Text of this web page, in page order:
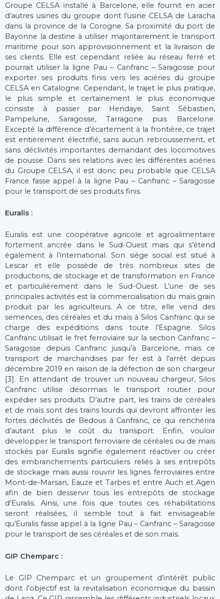
Groupe CELSA installé à Barcelone, elle fournit en acier
d’autres usines du groupe dont l’usine CELSA de Laracha
dans la province de la Corogne. Sa proximité du port de
Bayonne la destine à utiliser majoritairement le transport
maritime pour son approvisionnement et la livraison de
ses clients. Elle est cependant reliée au réseau ferré et
pourrait utiliser la ligne Pau – Canfranc – Saragosse pour
exporter ses produits finis vers les aciéries du groupe
CELSA en Catalogne. Cependant, le trajet le plus pratique,
le plus simple et certainement le plus économique
consiste à passer par Hendaye, Saint Sébastien,
Pampelune, Saragosse, Tarragone puis Barcelone.
Excepté la différence d’écartement à la frontière, ce trajet
est entièrement électrifié, sans aucun rebroussement, et
sans déclivités importantes demandant des locomotives
de pousse. Dans ses relations avec les différentes aciéries
du Groupe CELSA, il est donc peu probable que CELSA
France fasse appel à la ligne Pau – Canfranc – Saragosse
pour le transport de ses produits finis.
Euralis :
Euralis est une coopérative agricole et agroalimentaire
fortement ancrée dans le Sud-Ouest mais qui s’étend
également à l’international. Son siège social est situé à
Lescar et elle possède de très nombreux sites de
productions, de stockage et de transformation en France
et particulièrement dans le Sud-Ouest. L’une de ses
principales activités est la commercialisation du maïs grain
produit par les agriculteurs. A ce titre, elle vend des
semences, des céréales et du maïs à Silos Canfranc qui se
charge des expéditions dans toute l’Espagne. Silos
Canfranc utilisait le fret ferroviaire sur la section Canfranc –
Saragosse depuis Canfranc jusqu’à Barcelone, mais ce
transport de marchandises par fer est à l’arrêt depuis
décembre 2019 en raison de la défection de son chargeur
[3]. En attendant de trouver un nouveau chargeur, Silos
Canfranc utilise désormais le transport routier pour
expédier ses produits. D’autre part, les trains de céréales
et de maïs sont des trains lourds qui devront affronter les
fortes déclivités de Bedous à Canfranc, ce qui renchérira
d’autant plus le coût du transport. Enfin, vouloir
développer le transport ferroviaire de céréales ou de maïs
stockés par Euralis signifie également réactiver ou créer
des embranchements particuliers reliés à ses entrepôts
de stockage mais aussi rouvrir les lignes ferroviaires entre
Mont-de-Marsan, Eauze et Tarbes et entre Auch et Agen
afin de bien desservir tous les entrepôts de stockage
d’Euralis. Ainsi, une fois que toutes ces réhabilitations
seront réalisées, il semble tout à fait envisageable
qu’Euralis fasse appel à la ligne Pau – Canfranc – Saragosse
pour le transport de ses céréales et de son maïs.
GIP Chemparc :
Le GIP Chemparc et un groupement d’intérêt public
dont l’objectif est la revitalisation économique du bassin